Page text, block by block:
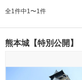
全1件中1〜1件
熊本城【特別公開】